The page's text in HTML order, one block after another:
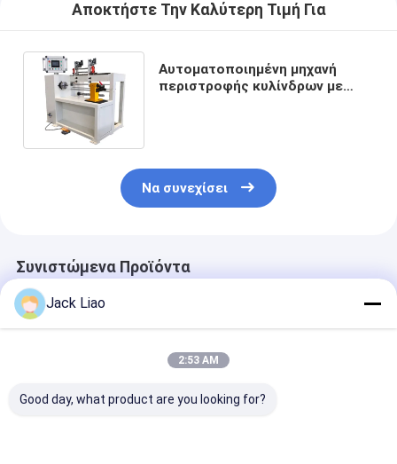
Αποκτήστε Την Καλύτερη Τιμή Για
Αυτοματοποιημένη μηχανή
περιστροφής κυλίνδρων με
Να συνεχίσει
Συνιστώμενα Προϊόντα
Jack Liao
2:53 AM
Good day, what product are you looking for?